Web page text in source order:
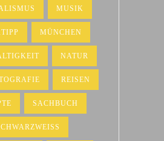
MUSIK
MÜNCHEN
NATUR
REISEN
SACHBUCH